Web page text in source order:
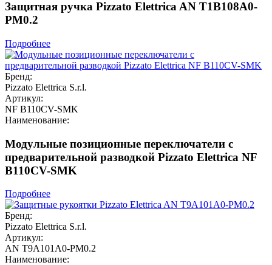
Защитная ручка Pizzato Elettrica AN T1B108A0-
PM0.2
Подробнее
Бренд:
Pizzato Elettrica S.r.l.
Артикул:
NF B110CV-SMK
Наименование:
Модульные позиционные переключатели с
предварительной разводкой Pizzato Elettrica NF
B110CV-SMK
Подробнее
Бренд:
Pizzato Elettrica S.r.l.
Артикул:
AN T9A101A0-PM0.2
Наименование: